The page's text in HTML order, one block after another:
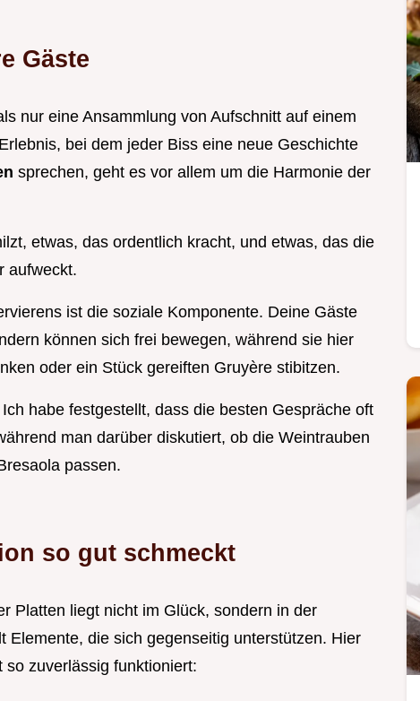
Gäste
nur eine Ansammlung von Aufschnitt auf einem
bei dem jeder Biss eine neue Geschichte
sprechen, geht es vor allem um die Harmonie der
etwas, das ordentlich kracht, und etwas, das die
aufweckt.
ist die soziale Komponente. Deine Gäste
können sich frei bewegen, während sie hier
oder ein Stück gereiften Gruyère stibitzen.
habe festgestellt, dass die besten Gespräche oft
man darüber diskutiert, ob die Weintrauben
passen.
so gut schmeckt
Platten liegt nicht im Glück, sondern in der
Elemente, die sich gegenseitig unterstützen. Hier
zuverlässig funktioniert: